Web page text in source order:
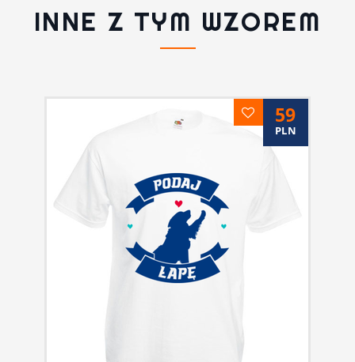
INNE Z TYM WZOREM
59
PLN